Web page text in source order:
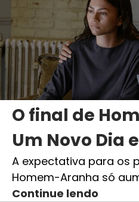
O final de
Um Novo Dia
A expectativa para os
Homem-Aranha só
Continue lendo